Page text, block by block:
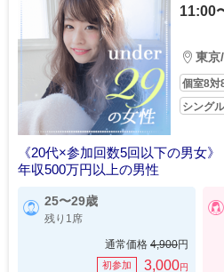
11:00
東京
個室8対
シング
《20代×参加回数5回以下の男女》
年収500万円以上の男性
25〜29歳
残り1席
通常価格 4,900円
初参加 3,000円